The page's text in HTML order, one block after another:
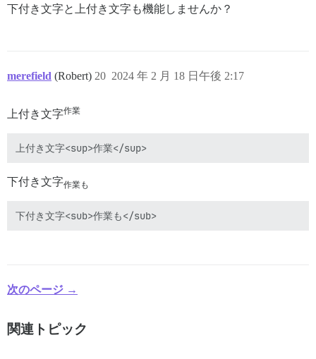
下付き文字と上付き文字も機能しませんか？
merefield (Robert) 2024 年 2 月 18 日午後 2:17
20
上付き文字作業
下付き文字作業も
次のページ →
関連トピック